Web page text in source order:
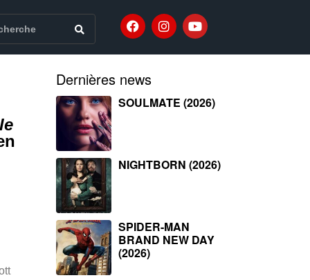
Dernières news
SOULMATE (2026)
NIGHTBORN (2026)
SPIDER-MAN
BRAND NEW DAY
(2026)